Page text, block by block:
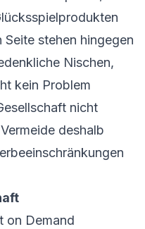
stehen hingegen
Nischen,
kein Problem
nicht
deshalb
on Demand